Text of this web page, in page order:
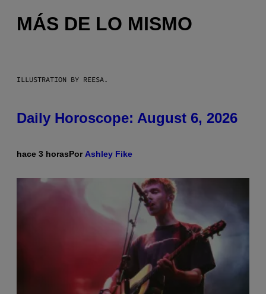
MÁS DE LO MISMO
ILLUSTRATION BY REESA.
Daily Horoscope: August 6, 2026
hace 3 horasPorAshley Fike